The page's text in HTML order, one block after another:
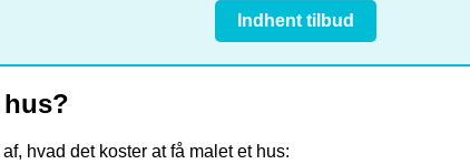
Indhent tilbud
hvad det koster at få malet et hus: